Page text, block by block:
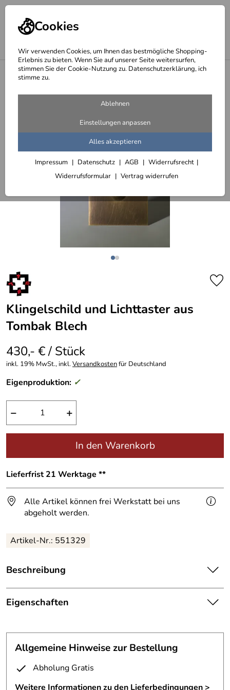
Cookies
Wir verwenden Cookies, um Ihnen das bestmögliche Shopping-
Erlebnis zu bieten. Wenn Sie auf unserer Seite weitersurfen,
stimmen Sie der Cookie-Nutzung zu. Datenschutzerklärung, ich
stimme zu.
Ablehnen
Einstellungen anpassen
Alles akzeptieren
Impressum Datenschutz AGB
Widerrufsrecht
Widerrufsformular
Vertrag widerrufen
Tombak, Bronze, Messing, Baubronze oder Schmiedebronze als Blech
Klingelschild und Lichttaster aus
Tombak Blech
430,- € / Stück
inkl. 19% MwSt., inkl.Versandkostenfür Deutschland
Eigenproduktion: ✓
− +
In den Warenkorb
Lieferfrist 21 Werktage **
Alle Artikel können frei Werkstatt bei uns
abgeholt werden.
Artikel-Nr.: 551329
Beschreibung
Klingelschild aus 3 mm Tombak,
Maße: 80 x 140 mm,
mit patinierter Oberfläche,
Klingel-/ Lichttaster zentriert angebracht,
keine Namensgravur
Eigenschaften
Befestigung:
mit rückseitig angeschweißten
Gewindebolzen
Maße:
8 x 14 cm
Allgemeine Hinweise zur Bestellung
Abholung Gratis
Weitere Informationen zu den Lieferbedingungen >